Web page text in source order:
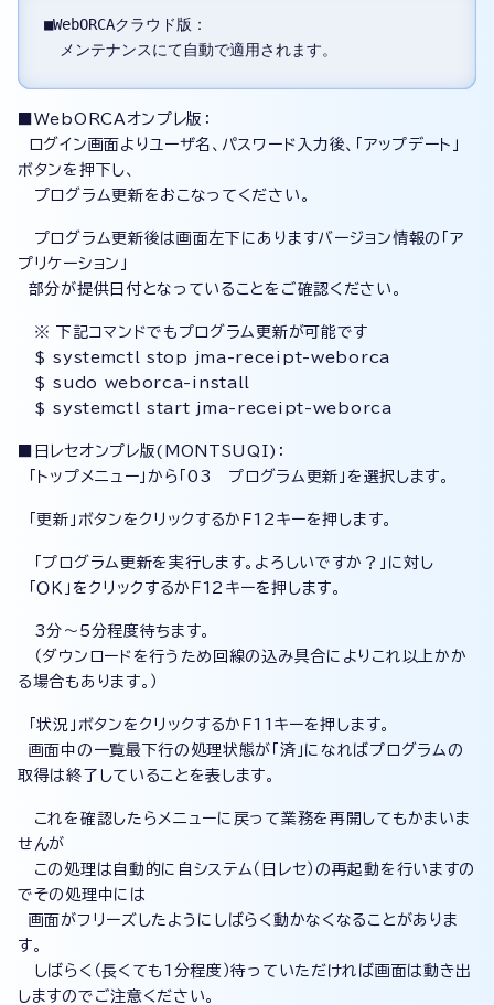
■WebORCAクラウド版：
メンテナンスにて自動で適用されます。
■WebORCAオンプレ版：
ログイン画面よりユーザ名、パスワード入力後、「アップデート」
ボタンを押下し、
プログラム更新をおこなってください。
プログラム更新後は画面左下にありますバージョン情報の「ア
プリケーション」
部分が提供日付となっていることをご確認ください。
※ 下記コマンドでもプログラム更新が可能です
$ systemctl stop jma-receipt-weborca
$ sudo weborca-install
$ systemctl start jma-receipt-weborca
■日レセオンプレ版(MONTSUQI)：
「トップメニュー」から「03 プログラム更新」を選択します。
「更新」ボタンをクリックするかＦ12キーを押します。
「プログラム更新を実行します。よろしいですか？」に対し
「ＯＫ」をクリックするかＦ12キーを押します。
3分〜5分程度待ちます。
（ダウンロードを行うため回線の込み具合によりこれ以上かか
る場合もあります。）
「状況」ボタンをクリックするかＦ11キーを押します。
画面中の一覧最下行の処理状態が「済」になればプログラムの
取得は終了していることを表します。
これを確認したらメニューに戻って業務を再開してもかまいま
せんが
この処理は自動的に自システム（日レセ）の再起動を行いますの
でその処理中には
画面がフリーズしたようにしばらく動かなくなることがありま
す。
しばらく（長くても1分程度）待っていただければ画面は動き出
しますのでご注意ください。